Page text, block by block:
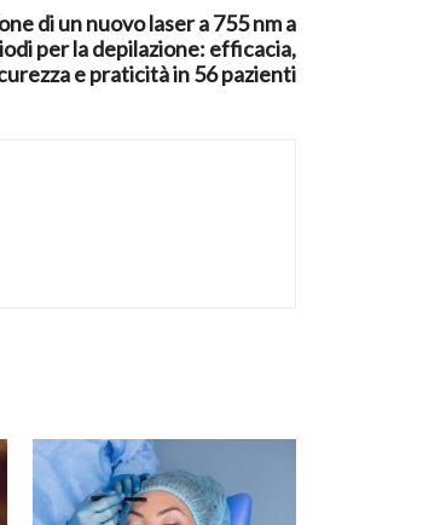
di un nuovo laser a 755 nm a
per la depilazione: efficacia,
e praticità in 56 pazienti